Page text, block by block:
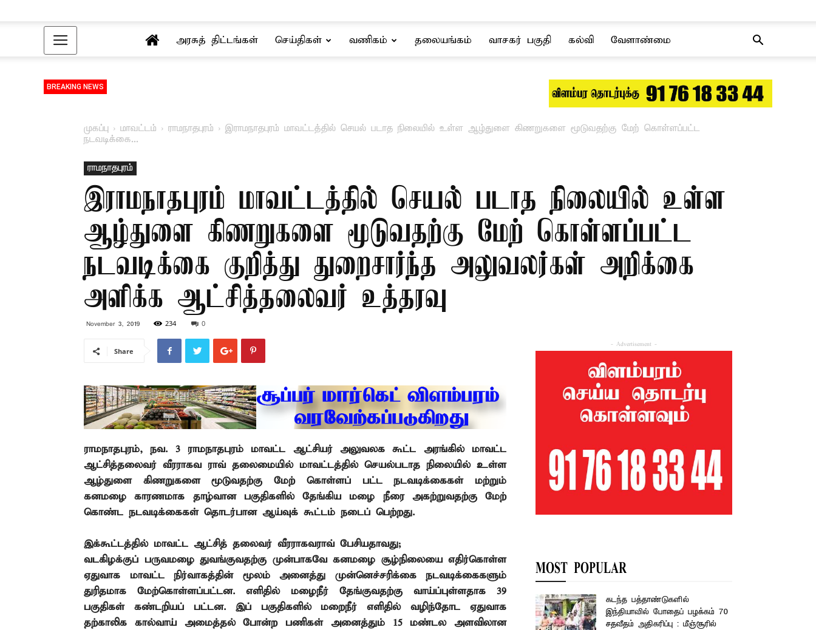
அரசுத் திட்டங்கள் செய்திகள் வணிகம் தலையங்கம் வாசகர் பகுதி கல்வி வேளாண்மை
BREAKING NEWS
முகப்பு மாவட்டம் ராமநாதபுரம்
இராமநாதபுரம் மாவட்டத்தில் செயல் படாத நிலையில் உள்ள ஆழ்துளை கிணறுகளை மூடுவதற்கு மேற் கொள்ளப்பட்ட
நடவடிக்கை...
ராமநாதபுரம்
இராமநாதபுரம் மாவட்டத்தில் செயல் படாத நிலையில் உள்ள
ஆழ்துளை கிணறுகளை மூடுவதற்கு மேற் கொள்ளப்பட்ட
நடவடிக்கை குறித்து துறைசார்ந்த அலுவலர்கள் அறிக்கை
அளிக்க ஆட்சித்தலைவர் உத்தரவு
November 3, 2019 234 0
Share
ராமநாதபுரம், நவ. 3– ராமநாதபுரம் மாவட்ட ஆட்சியர் அலுவலக கூட்ட அரங்கில் மாவட்ட
ஆட்சித்தலைவர் வீரராகவ ராவ் தலைமையில் மாவட்டத்தில் செயல்படாத நிலையில் உள்ள
ஆழ்துளை கிணறுகளை மூடுவதற்கு மேற் கொள்ளப் பட்ட நடவடிக்கைகள் மற்றும்
கனமழை காரணமாக தாழ்வான பகுதிகளில் தேங்கிய மழை நீரை அகற்றுவதற்கு
மேற்
கொண்ட நடவடிக்கைகள் தொடர்பான ஆய்வுக் கூட்டம் நடைப் பெற்றது.
இக்கூட்டத்தில் மாவட்ட ஆட்சித் தலைவர் வீரராகவராவ் பேசியதாவது;
வடகிழக்குப் பருவமழை துவங்குவதற்கு முன்பாகவே கனமழை சூழ்நிலையை எதிர்கொள்ள
ஏதுவாக மாவட்ட நிர்வாகத்தின் மூலம் அனைத்து முன்னெச்சரிக்கை நடவடிக்கைகளும்
துரிதமாக மேற்கொள்ளப்பட்டன. எளிதில் மழைநீர் தேங்குவதற்கு வாய்ப்புள்ளதாக 39
பகுதிகள் கண்டறியப் பட்டன. இப் பகுதிகளில்
மறைநீர் எளிதில் வழிந்தோட ஏதுவாக
தற்காலிக கால்வாய் அமைத்தல் போன்ற பணிகள் அனைத்தும் 15 மண்டல அளவிலான
- Advertisement -
MOST POPULAR
கடந்த பத்தாண்டுகளில்
இந்தியாவில் போதைப் பழக்கம் 70
சதவீதம் அதிகரிப்பு : மீஞ்சூரில்